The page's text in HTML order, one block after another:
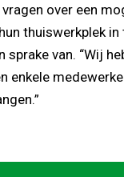
over een
thuiswerkplek in
van. “Wij
enkele